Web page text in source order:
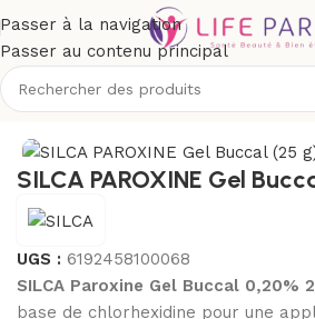
Passer à la navigation
Passer au contenu principal
Soins buccodentaires/Bain de
SILCA PAROXINE Gel
UGS : 6192458100068
SILCA Paroxine Gel Buccal 0,20%
base de chlorhexidine pour une